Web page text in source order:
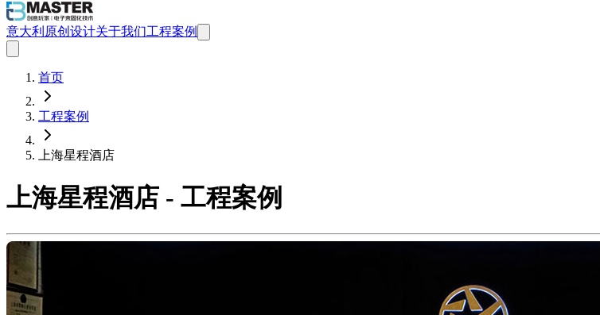
意大利原创设计关于我们工程案例
首页
工程案例
上海星程酒店
上海星程酒店 - 工程案例